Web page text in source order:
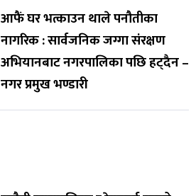
आफैं घर भत्काउन थाले पनौतीका
नागरिक : सार्वजनिक जग्गा संरक्षण
अभियानबाट नगरपालिका पछि हट्दैन –
नगर प्रमुख भण्डारी